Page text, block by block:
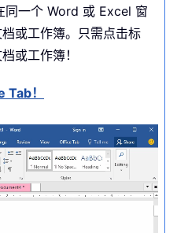
一个 Word 或 Excel 窗
或工作簿。只需点击标
或工作簿！
！